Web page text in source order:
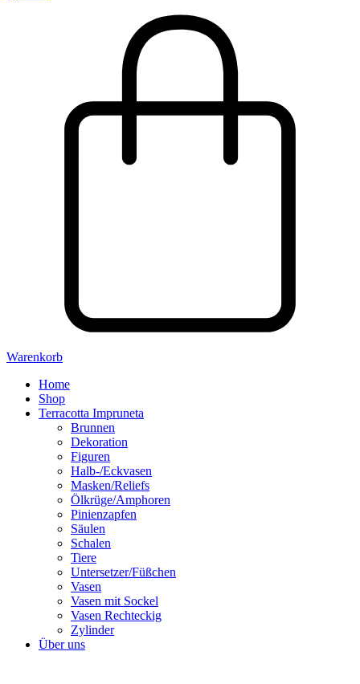
Warenkorb
Home
Shop
Terracotta Impruneta
Brunnen
Dekoration
Figuren
Halb-/Eckvasen
Masken/Reliefs
Ölkrüge/Amphoren
Pinienzapfen
Säulen
Schalen
Tiere
Untersetzer/Füßchen
Vasen
Vasen mit Sockel
Vasen Rechteckig
Zylinder
Über uns